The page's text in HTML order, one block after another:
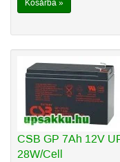
Kosárba »
CSB GP 7Ah 12V
28W/Cell